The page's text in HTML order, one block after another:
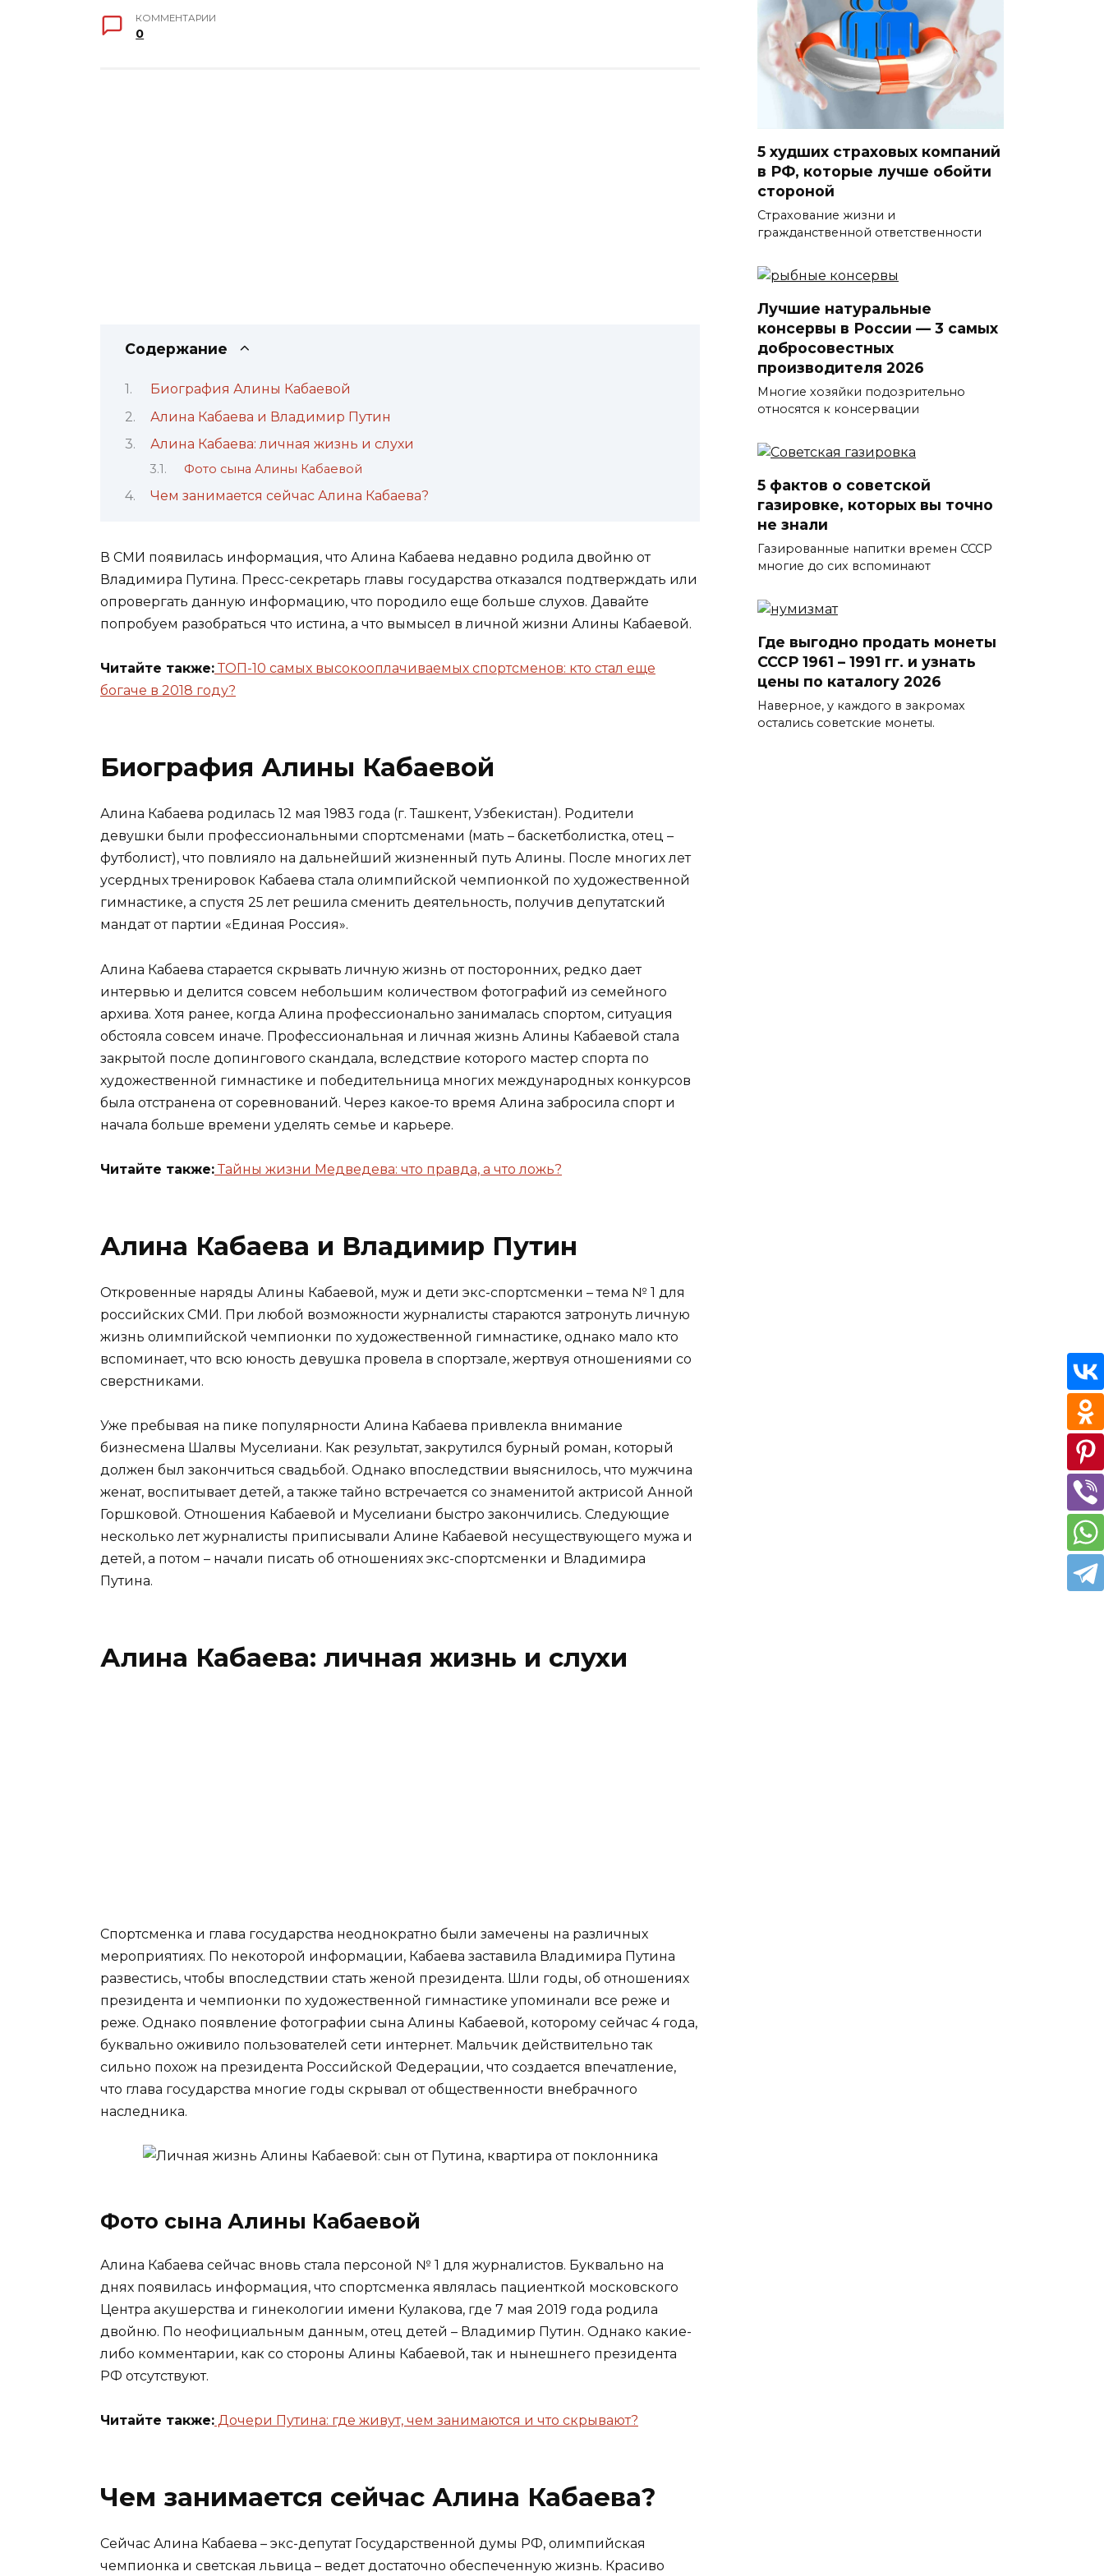
КОММЕНТАРИИ
0
Содержание
Биография Алины Кабаевой
Алина Кабаева и Владимир Путин
Алина Кабаева: личная жизнь и слухи
Фото сына Алины Кабаевой
Чем занимается сейчас Алина Кабаева?
В СМИ появилась информация, что Алина Кабаева недавно родила двойню от
Владимира Путина. Пресс-секретарь главы государства отказался подтверждать или
опровергать данную информацию, что породило еще больше слухов. Давайте
попробуем разобраться что истина, а что вымысел в личной жизни Алины Кабаевой.
Читайте также:ТОП-10 самых высокооплачиваемых спортсменов: кто стал еще
богаче в 2018 году?
Биография Алины Кабаевой
Алина Кабаева родилась 12 мая 1983 года (г. Ташкент, Узбекистан). Родители
девушки были профессиональными спортсменами (мать – баскетболистка, отец –
футболист), что повлияло на дальнейший жизненный путь Алины. После многих лет
усердных тренировок Кабаева стала олимпийской чемпионкой по художественной
гимнастике, а спустя 25 лет решила сменить деятельность, получив депутатский
мандат от партии «Единая Россия».
Алина Кабаева старается скрывать личную жизнь от посторонних, редко дает
интервью и делится совсем небольшим количеством фотографий из семейного
архива. Хотя ранее, когда Алина профессионально занималась спортом, ситуация
обстояла совсем иначе. Профессиональная и личная жизнь Алины Кабаевой стала
закрытой после допингового скандала, вследствие которого мастер спорта по
художественной гимнастике и победительница многих международных конкурсов
была отстранена от соревнований. Через какое-то время Алина забросила спорт и
начала больше времени уделять семье и карьере.
Читайте также:Тайны жизни Медведева: что правда, а что ложь?
Алина Кабаева и Владимир Путин
Откровенные наряды Алины Кабаевой, муж и дети экс-спортсменки – тема № 1 для
российских СМИ. При любой возможности журналисты стараются затронуть личную
жизнь олимпийской чемпионки по художественной гимнастике, однако мало кто
вспоминает, что всю юность девушка провела в спортзале, жертвуя отношениями со
сверстниками.
Уже пребывая на пике популярности Алина Кабаева привлекла внимание
бизнесмена Шалвы Муселиани. Как результат, закрутился бурный роман, который
должен был закончиться свадьбой. Однако впоследствии выяснилось, что мужчина
женат, воспитывает детей, а также тайно встречается со знаменитой актрисой Анной
Горшковой. Отношения Кабаевой и Муселиани быстро закончились. Следующие
несколько лет журналисты приписывали Алине Кабаевой несуществующего мужа и
детей, а потом – начали писать об отношениях экс-спортсменки и Владимира
Путина.
Алина Кабаева: личная жизнь и слухи
Спортсменка и глава государства неоднократно были замечены на различных
мероприятиях. По некоторой информации, Кабаева заставила Владимира Путина
развестись, чтобы впоследствии стать женой президента. Шли годы, об отношениях
президента и чемпионки по художественной гимнастике упоминали все реже и
реже. Однако появление фотографии сына Алины Кабаевой, которому сейчас 4 года,
буквально оживило пользователей сети интернет. Мальчик действительно так
сильно похож на президента Российской Федерации, что создается впечатление,
что глава государства многие годы скрывал от общественности внебрачного
наследника.
Фото сына Алины Кабаевой
Алина Кабаева сейчас вновь стала персоной № 1 для журналистов. Буквально на
днях появилась информация, что спортсменка являлась пациенткой московского
Центра акушерства и гинекологии имени Кулакова, где 7 мая 2019 года родила
двойню. По неофициальным данным, отец детей – Владимир Путин. Однако какие-
либо комментарии, как со стороны Алины Кабаевой, так и нынешнего президента
РФ отсутствуют.
Читайте также: Дочери Путина: где живут, чем занимаются и что скрывают?
Чем занимается сейчас Алина Кабаева?
Сейчас Алина Кабаева – экс-депутат Государственной думы РФ, олимпийская
чемпионка и светская львица – ведет достаточно обеспеченную жизнь. Красиво
5 худших страховых компаний
в РФ, которые лучше обойти
стороной
Страхование жизни и
гражданственной ответственности
Лучшие натуральные
консервы в России — 3 самых
добросовестных
производителя 2026
Многие хозяйки подозрительно
относятся к консервации
5 фактов о советской
газировке, которых вы точно
не знали
Газированные напитки времен СССР
многие до сих вспоминают
Где выгодно продать монеты
СССР 1961 – 1991 гг. и узнать
цены по каталогу 2026
Наверное, у каждого в закромах
остались советские монеты.